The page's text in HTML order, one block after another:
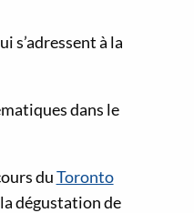
s’adressent à la
dans le
duToronto
dégustation de